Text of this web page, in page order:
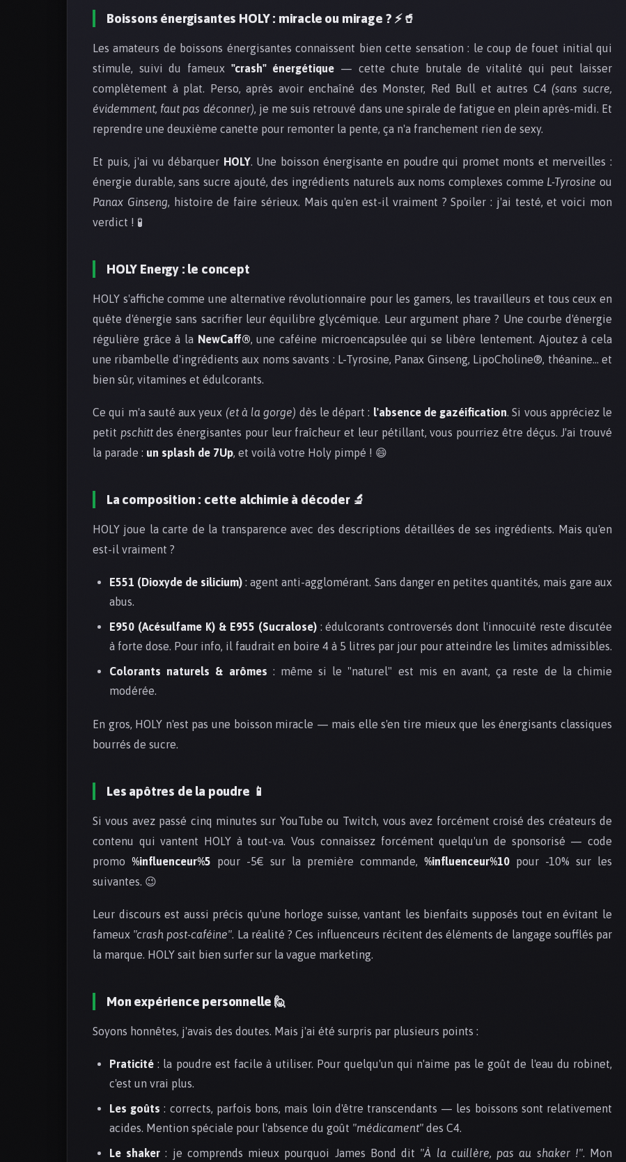
Boissons énergisantes HOLY : miracle ou mirage ? ⚡🥤
Les amateurs de boissons énergisantes connaissent bien cette sensation : le coup de fouet initial qui
stimule, suivi du fameux "crash" énergétique — cette chute brutale de vitalité qui peut laisser
complètement à plat. Perso, après avoir enchaîné des Monster, Red Bull et autres C4 (sans sucre,
évidemment, faut pas déconner), je me suis retrouvé dans une spirale de fatigue en plein après-midi. Et
reprendre une deuxième canette pour remonter la pente, ça n'a franchement rien de sexy.
Et puis, j'ai vu débarquer HOLY. Une boisson énergisante en poudre qui promet monts et merveilles :
énergie durable, sans sucre ajouté, des ingrédients naturels aux noms complexes comme L-Tyrosine ou
Panax Ginseng, histoire de faire sérieux. Mais qu'en est-il vraiment ? Spoiler : j'ai testé, et voici mon
verdict ! 🧪
HOLY Energy : le concept
HOLY s'affiche comme une alternative révolutionnaire pour les gamers, les travailleurs et tous ceux en
quête d'énergie sans sacrifier leur équilibre glycémique. Leur argument phare ? Une courbe d'énergie
régulière grâce à la NewCaff®, une caféine microencapsulée qui se libère lentement. Ajoutez à cela
une ribambelle d'ingrédients aux noms savants : L-Tyrosine, Panax Ginseng, LipoCholine®, théanine… et
bien sûr, vitamines et édulcorants.
Ce qui m'a sauté aux yeux (et à la gorge) dès le départ : l'absence de gazéification. Si vous appréciez le
petit pschittdes énergisantes pour leur fraîcheur et leur pétillant, vous pourriez être déçus. J'ai trouvé
la parade : un splash de 7Up, et voilà votre Holy pimpé ! 😄
La composition : cette alchimie à décoder 🔬
HOLY joue la carte de la transparence avec des descriptions détaillées de ses ingrédients. Mais qu'en
est-il vraiment ?
E551 (Dioxyde de silicium) : agent anti-agglomérant. Sans danger en petites quantités, mais gare aux
abus.
E950 (Acésulfame K) & E955 (Sucralose): édulcorants controversés dont l'innocuité reste discutée
à forte dose. Pour info, il faudrait en boire 4 à 5 litres par jour pour atteindre les limites admissibles.
Colorants naturels & arômes : même si le "naturel" est mis en avant, ça reste de la chimie
modérée.
En gros, HOLY n'est pas une boisson miracle — mais elle s'en tire mieux que les énergisants classiques
bourrés de sucre.
Les apôtres de la poudre 📱
Si vous avez passé cinq minutes sur YouTube ou Twitch, vous avez forcément croisé des créateurs de
contenu qui vantent HOLY à tout-va. Vous connaissez forcément quelqu'un de sponsorisé — code
promo %influenceur%5 pour -5€ sur la première commande, %influenceur%10 pour -10% sur les
suivantes. 😉
Leur discours est aussi précis qu'une horloge suisse, vantant les bienfaits supposés tout en évitant le
fameux "crash post-caféine". La réalité ? Ces influenceurs récitent des éléments de langage soufflés par
la marque. HOLY sait bien surfer sur la vague marketing.
Mon expérience personnelle 🙋
Soyons honnêtes, j'avais des doutes. Mais j'ai été surpris par plusieurs points :
Praticité : la poudre est facile à utiliser. Pour quelqu'un qui n'aime pas le goût de l'eau du robinet,
c'est un vrai plus.
Les goûts : corrects, parfois bons, mais loin d'être transcendants — les boissons sont relativement
acides. Mention spéciale pour l'absence du goût "médicament" des C4.
Le shaker : je comprends mieux pourquoi James Bond dit "À la cuillère, pas au shaker !". Mon